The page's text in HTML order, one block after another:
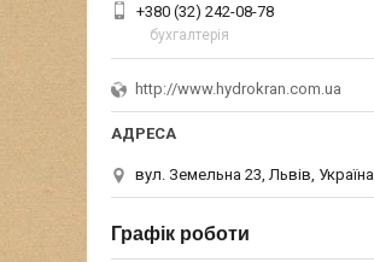
+380 (32) 242-08-78
бухгалтерія
http://www.hydrokran.com.ua
вул. Земельна 23, Львів, Україна
Графік роботи